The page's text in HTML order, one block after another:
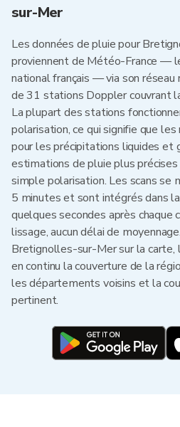
sur-Mer
Les données de pluie pour
proviennent de Météo-France —
national français — via son
de 31 stations Doppler couvrant
La plupart des stations
polarisation, ce qui signifie que
pour les précipitations liquides
estimations de pluie plus
simple polarisation. Les scans
5 minutes et sont intégrés dans
quelques secondes après chaque
lissage, aucun délai de
Bretignolles-sur-Mer sur la carte,
en continu la couverture de la
les départements voisins et la
pertinent.